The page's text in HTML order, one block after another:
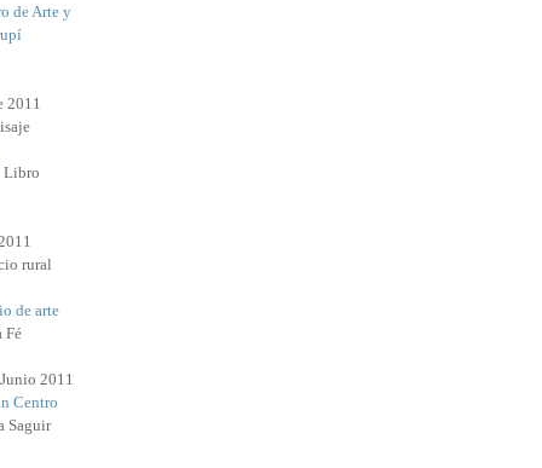
de Arte y
2011
Libro
rural
de arte
Fé
2011
Centro
Saguir